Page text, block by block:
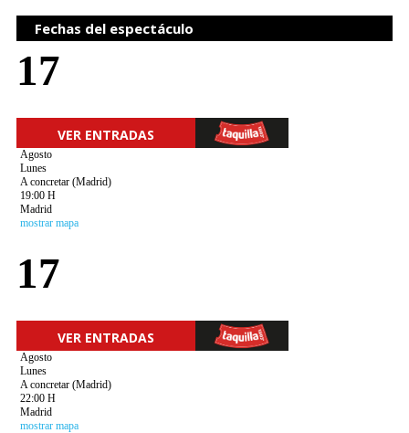
Fechas del espectáculo
17
VER ENTRADAS
Agosto
Lunes
A concretar (Madrid)
19:00 H
Madrid
mostrar mapa
17
VER ENTRADAS
Agosto
Lunes
A concretar (Madrid)
22:00 H
Madrid
mostrar mapa